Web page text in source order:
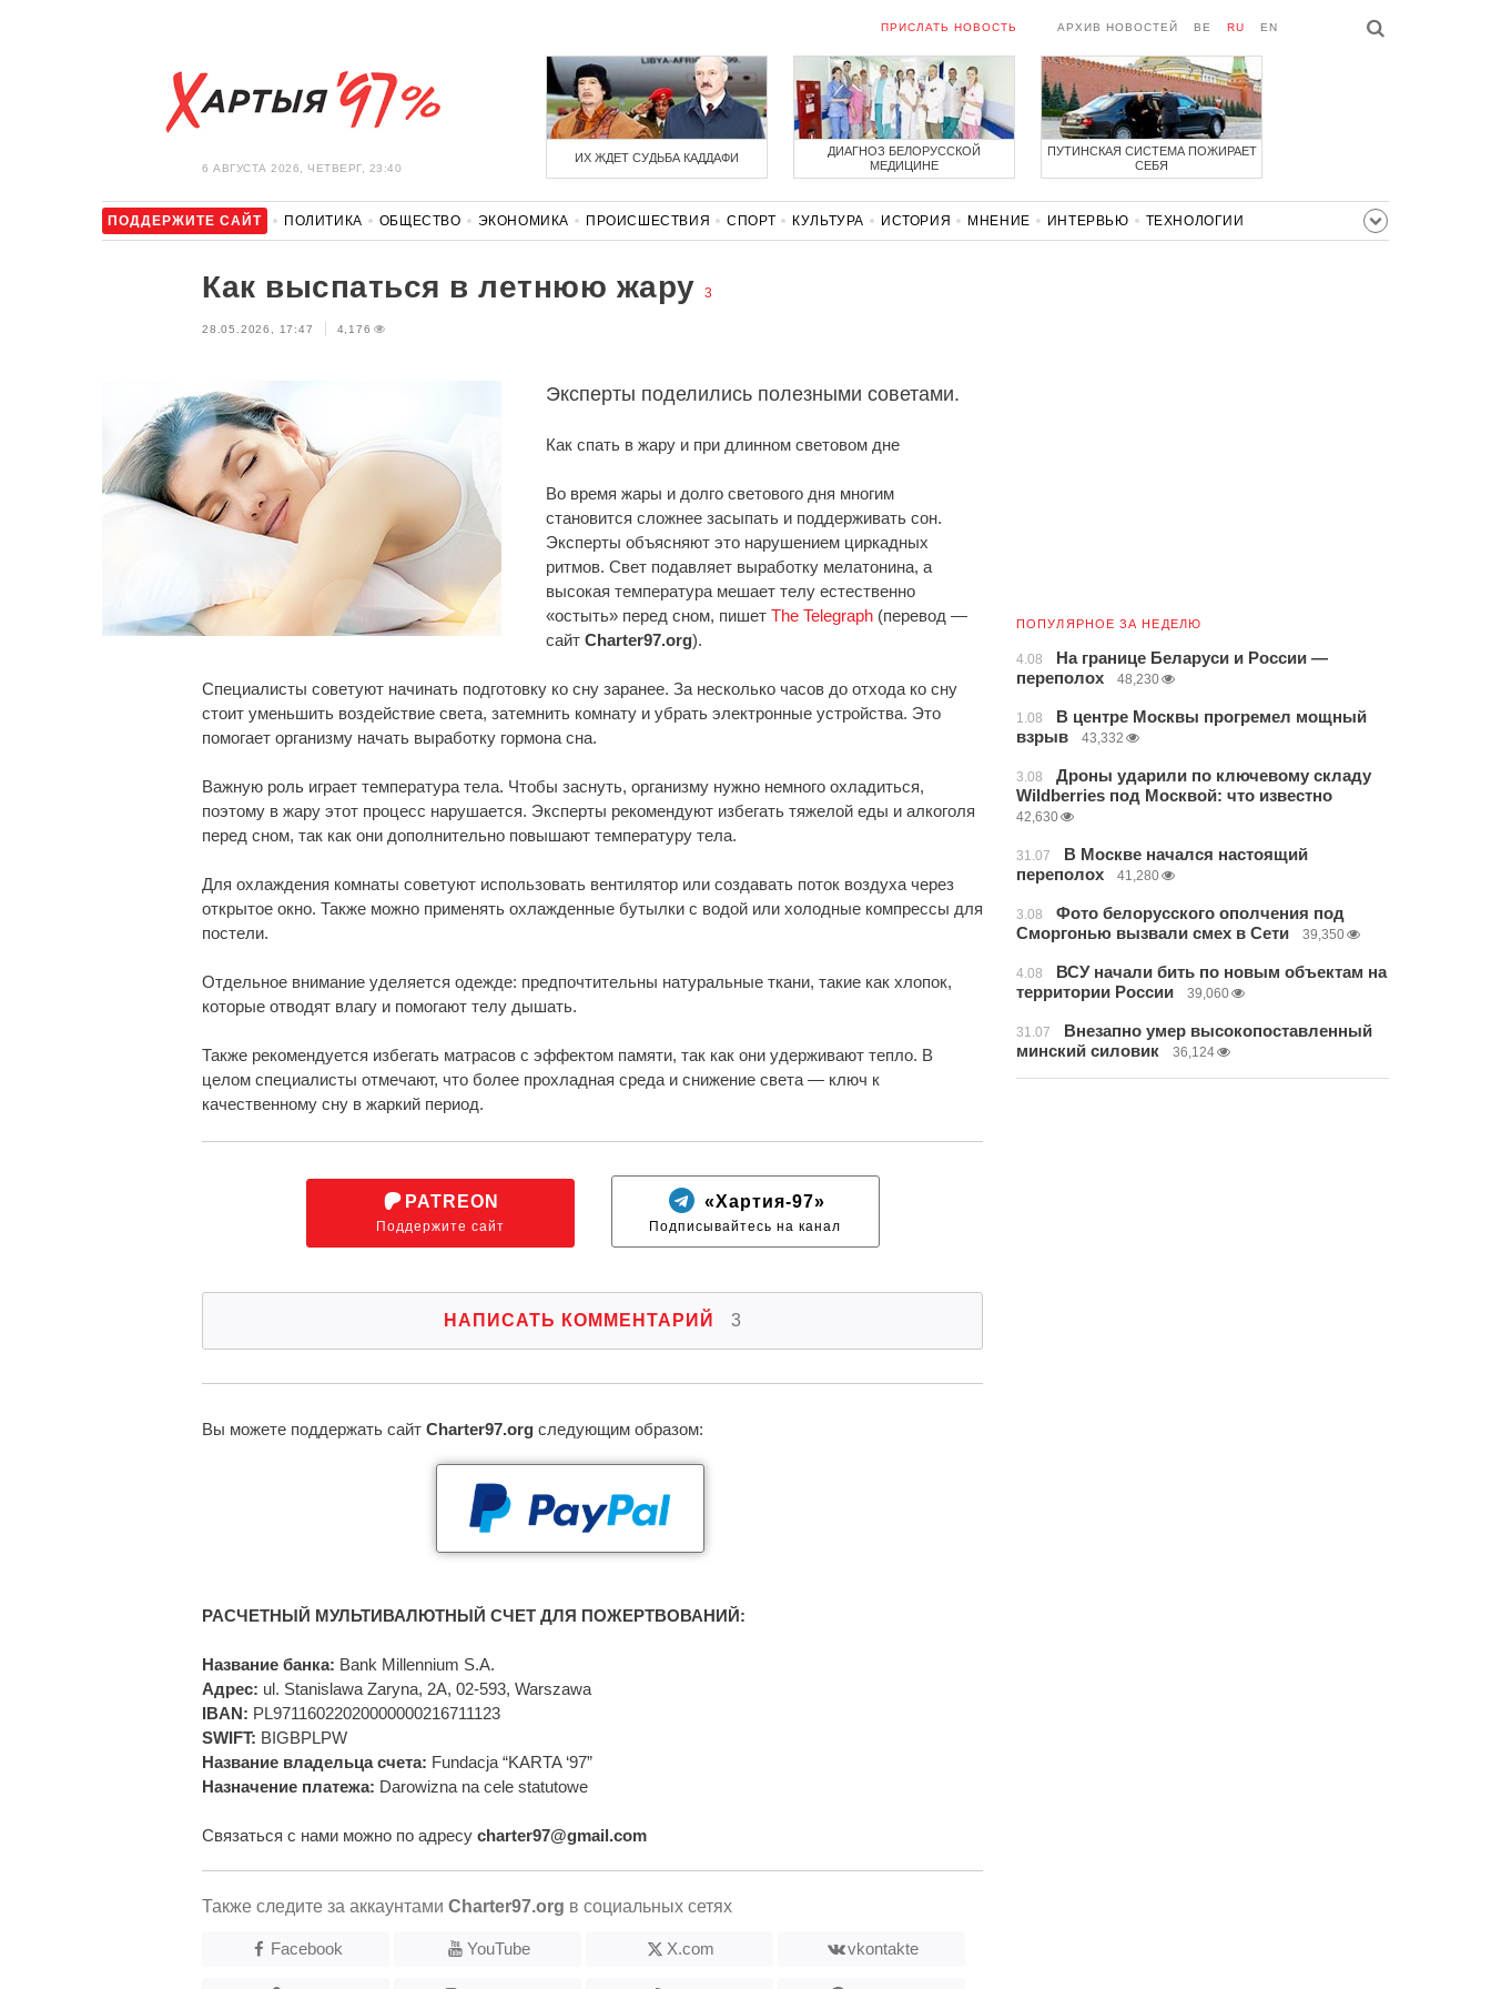
6 АВГУСТА 2026, ЧЕТВЕРГ, 23:40
ПРИСЛАТЬ НОВОСТЬ АРХИВ НОВОСТЕЙ BE RU EN
ИХ ЖДЕТ СУДЬБА КАДДАФИ
ДИАГНОЗ БЕЛОРУССКОЙ
МЕДИЦИНЕ
ПУТИНСКАЯ СИСТЕМА ПОЖИРАЕТ
СЕБЯ
ПОДДЕРЖИТЕ САЙТ ПОЛИТИКА ОБЩЕСТВО ЭКОНОМИКА ПРОИСШЕСТВИЯ СПОРТ КУЛЬТУРА ИСТОРИЯ МНЕНИЕ ИНТЕРВЬЮ
ТЕХНОЛОГИИ
Как выспаться в летнюю жару 3
28.05.2026, 17:47 4,176
Эксперты поделились полезными советами.
Как спать в жару и при длинном световом дне
Во время жары и долго светового дня многим
становится сложнее засыпать и поддерживать сон.
Эксперты объясняют это нарушением циркадных
ритмов. Свет подавляет выработку мелатонина, а
высокая температура мешает телу естественно
«остыть» перед сном, пишет The Telegraph (перевод —
сайт Charter97.org).
Специалисты советуют начинать подготовку ко сну заранее. За несколько часов до отхода ко сну
стоит уменьшить воздействие света, затемнить комнату и убрать электронные устройства. Это
помогает организму начать выработку гормона сна.
Важную роль играет температура тела. Чтобы заснуть, организму нужно немного охладиться,
поэтому в жару этот процесс нарушается. Эксперты рекомендуют избегать тяжелой еды и алкоголя
перед сном, так как они дополнительно повышают температуру тела.
Для охлаждения комнаты советуют использовать вентилятор или создавать поток воздуха через
открытое окно. Также можно применять охлажденные бутылки с водой или холодные компрессы для
постели.
Отдельное внимание уделяется одежде: предпочтительны натуральные ткани, такие как хлопок,
которые отводят влагу и помогают телу дышать.
Также рекомендуется избегать матрасов с эффектом памяти, так как они удерживают тепло. В
целом специалисты отмечают, что более прохладная среда и снижение света — ключ к
качественному сну в жаркий период.
PATREON
Поддержите сайт
«Хартия-97»
Подписывайтесь на канал
НАПИСАТЬ КОММЕНТАРИЙ 3
Вы можете поддержать сайт Charter97.org следующим образом:
РАСЧЕТНЫЙ МУЛЬТИВАЛЮТНЫЙ СЧЕТ ДЛЯ ПОЖЕРТВОВАНИЙ:
Название банка: Bank Millennium S.A.
Адрес: ul. Stanislawa Zaryna, 2A, 02-593, Warszawa
IBAN: PL97116022020000000216711123
SWIFT: BIGBPLPW
Название владельца счета: Fundacja “KARTA ‘97”
Назначение платежа: Darowizna na cele statutowe
Связаться с нами можно по адресу charter97@gmail.com
Также следите за аккаунтами Charter97.org в социальных сетях
Facebook YouTube X.com vkontakte
ПОПУЛЯРНОЕ ЗА НЕДЕЛЮ
4.08
На границе Беларуси и России —
переполох
48,230
1.08
В центре Москвы прогремел мощный
взрыв
43,332
3.08
Дроны ударили по ключевому складу
Wildberries под Москвой: что известно
42,630
31.07
В Москве начался настоящий
переполох
41,280
3.08
Фото белорусского ополчения под
Сморгонью вызвали смех в Сети
39,350
4.08
ВСУ начали бить по новым объектам на
территории России
39,060
31.07
Внезапно умер высокопоставленный
минский силовик
36,124